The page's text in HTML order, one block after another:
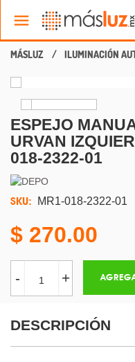
ILUMINACIÓN
ESPEJO
URVAN
018-2322-01
SKU: MR1-018-2322-01
270.00
- +
DESCRIPCIÓN